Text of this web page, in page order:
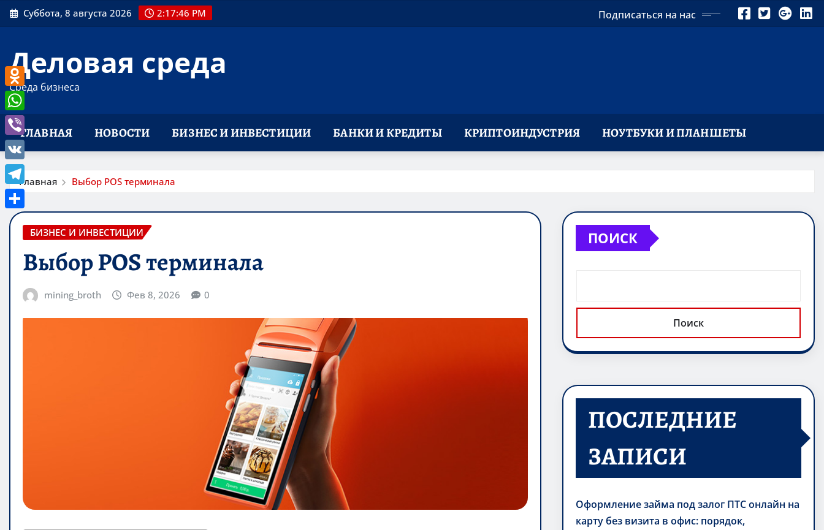
Перейти
к
Суббота, 8 августа 2026 2:17:47 PM Подписаться на нас
Деловая среда
Среда бизнеса
ГЛАВНАЯ НОВОСТИ БИЗНЕС И ИНВЕСТИЦИИ БАНКИ И КРЕДИТЫ КРИПТОИНДУСТРИЯ НОУТБУКИ И ПЛАНШЕТЫ
Главная Выбор POS терминала
БИЗНЕС И ИНВЕСТИЦИИ
Выбор POS терминала
mining_broth Фев 8, 2026 0
ПОИСК
Поиск
ПОСЛЕДНИЕ
ЗАПИСИ
Оформление займа под залог ПТС онлайн на
карту без визита в офис: порядок,
Odnoklassniki
WhatsApp
Viber
VK
Telegram
Отправить